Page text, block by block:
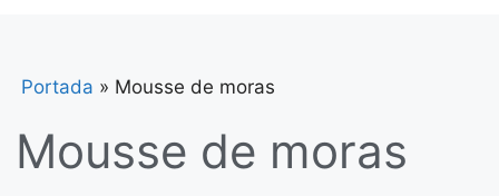
Portada » Mousse de moras
Mousse de moras